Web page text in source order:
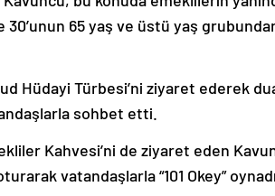
65 yaş ve üstü yaş
sohbet etti.
vatandaşlarla “101 Okey”